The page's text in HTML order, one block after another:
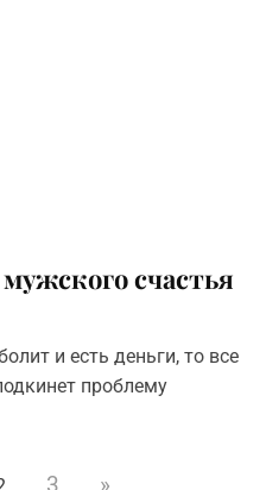
счастья
и есть деньги, то все
проблему
3 »